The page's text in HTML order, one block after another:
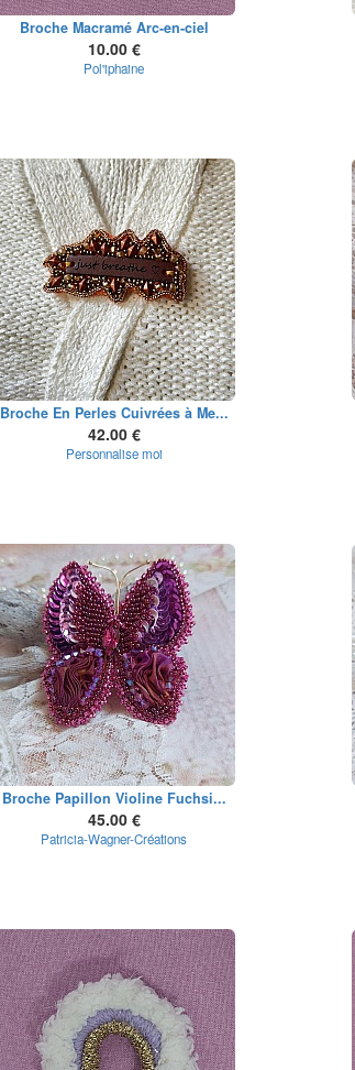
Broche Macramé Arc-en-ciel
10.00 €
Pol'iphaine
Broche En Perles Cuivrées à Me...
42.00 €
Personnalise moi
Broche Papillon Violine Fuchsi...
45.00 €
Patricia-Wagner-Créations